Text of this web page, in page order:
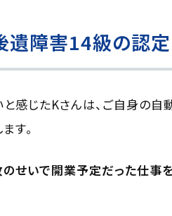
遺障害14級の認定
感じたKさんは、ご自身の自
す。
のせいで開業予定だった仕